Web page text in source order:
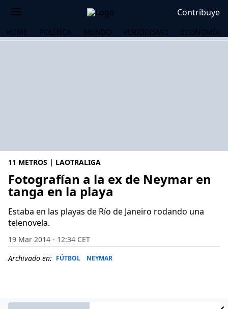
Contribuye
HOME POLÍTICA MUNDO PERIODISMO ECONOMÍA
11 METROS | LAOTRALIGA
Fotografían a la ex de Neymar en
tanga en la playa
Estaba en las playas de Río de Janeiro rodando una
telenovela.
19 Mar 2014 - 12:34 CET
Archivado en: FÚTBOL NEYMAR